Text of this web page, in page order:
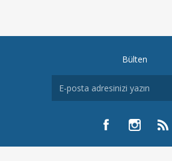
Bülten